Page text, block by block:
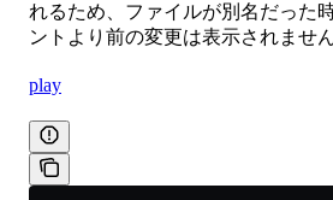
れるため、ファイルが別名だった
ントより前の変更は表示されません
play